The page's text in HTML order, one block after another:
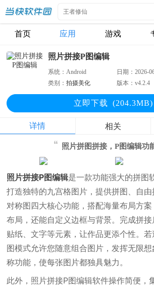
首页 应用 游戏
照片拼接P图编辑
系统：Android 日期：2026-
类别：拍摄美化 版本：v4.2.4
立即下载 (204.3MB)
详情 相关
照片拼图拼接，P图编辑功
照片拼接P图编辑是一款功能强大的拼图
打造独特的九宫格图片，提供拼图、自
对称图四大核心功能，搭配海量布局方
布局，还能自定义边框与背景。完成拼接
贴纸、文字等元素，让作品更添个性。
图模式允许您随意组合图片，发挥无限
称功能，使每张图片都独具魅力。
此外，照片拼接P图编辑软件操作简便，